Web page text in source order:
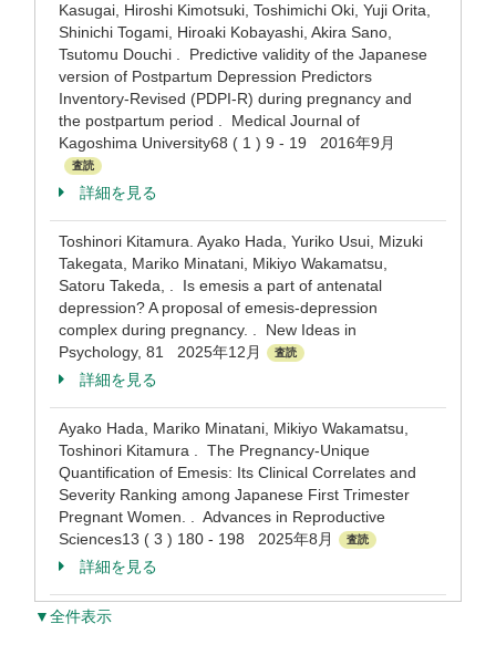
Kasugai, Hiroshi Kimotsuki, Toshimichi Oki, Yuji Orita,
Shinichi Togami, Hiroaki Kobayashi, Akira Sano,
Tsutomu Douchi . Predictive validity of the Japanese
version of Postpartum Depression Predictors
Inventory-Revised (PDPI-R) during pregnancy and
the postpartum period . Medical Journal of
Kagoshima University68 ( 1 ) 9 - 19 2016年9月
査読
詳細を見る
Toshinori Kitamura. Ayako Hada, Yuriko Usui, Mizuki
Takegata, Mariko Minatani, Mikiyo Wakamatsu,
Satoru Takeda, . Is emesis a part of antenatal
depression? A proposal of emesis-depression
complex during pregnancy. . New Ideas in
Psychology, 81 2025年12月
査読
詳細を見る
Ayako Hada, Mariko Minatani, Mikiyo Wakamatsu,
Toshinori Kitamura . The Pregnancy-Unique
Quantification of Emesis: Its Clinical Correlates and
Severity Ranking among Japanese First Trimester
Pregnant Women. . Advances in Reproductive
Sciences13 ( 3 ) 180 - 198 2025年8月
査読
詳細を見る
▼全件表示